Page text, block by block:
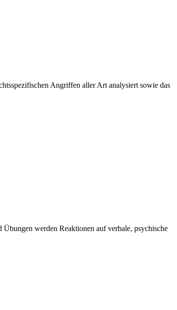
Angriffen aller Art analysiert sowie das
werden Reaktionen auf verbale, psychische